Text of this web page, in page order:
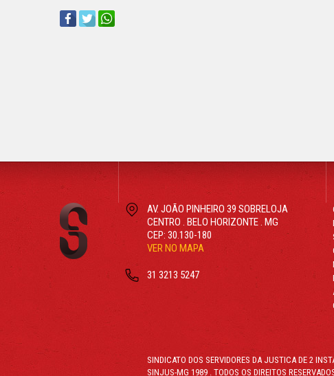
AV. JOÃO PINHEIRO 39 SOBRELOJA
CENTRO . BELO HORIZONTE . MG
CEP: 30.130-180
VER NO MAPA
31 3213 5247
SINDICATO DOS SERVIDORES DA JUSTICA DE 2
SINJUS-MG 1989 . TODOS OS DIREITOS
NOEMA DESIGN